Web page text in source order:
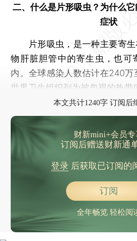
二、什么是片形吸虫？为什么
症状
片形吸虫，是一种主要寄生
物肝脏胆管中的寄生虫，也可
内。全球感染人数估计在240万
世界卫生组织列为被忽视的热带
本文共计1240字 订阅后
财新mini+会员
订阅后赠送财新通
登录后获取已订阅的
订阅
全年畅览 轻松阅